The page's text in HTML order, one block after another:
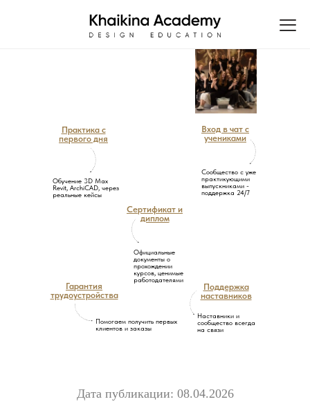
Гарантия
трудоустройства
Практика с
первого дня
Сертификат и
диплом
Поддержка
наставников
Вход в чат с
учениками
Помогаем получить первых
клиентов и заказы
Официальные
документы о
прохождении
курсов, ценимые
работодателями
Наставники и
сообщество всегда
на связи
Обучение 3D Max
Revit, ArchiCAD, через
реальные кейсы
Сообщество с уже
практикующими
выпускниками -
поддержка 24/7
Дата публикации: 08.04.2026